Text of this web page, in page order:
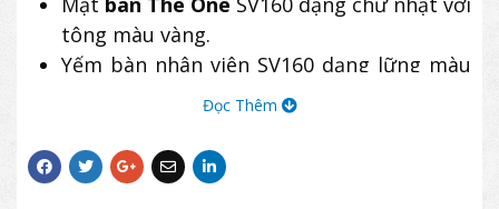
tông màu vàng.
Yếm bàn nhân viên SV160 dạng lững màu
bên dưới có đệm nhựa.
Bàn văn phòng SV160 chưa đi kèm hộc tủ
Đọc Thêm